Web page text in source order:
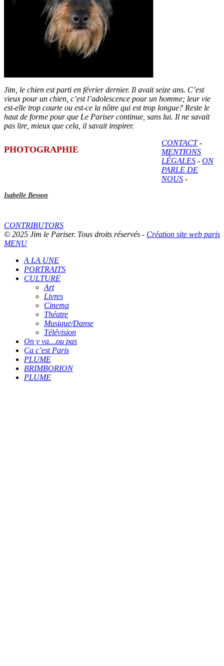
Jim, le chien est parti en février dernier. Il avait seize ans. C’est
vieux pour un chien, c’est l’adolescence pour un homme; leur vie
est-elle trop courte ou est-ce la nôtre qui est trop longue? Reste le
haut de forme pour que Le Pariser continue, sans lui. Il ne savait
pas lire, mieux que cela, il savait inspirer.
PHOTOGRAPHIE
Isabelle Besson
CONTACT-
MENTIONS
LÉGALES - ON
PARLE DE
NOUS -
CONTRIBUTORS
© 2025 Jim le Pariser. Tous droits réservés - Création site web paris
MENU
A LA UNE
PORTRAITS
CULTURE
Art
Livres
Cinema
Théatre
Musique/Danse
Télévision
On y va…ou pas
Ça c’est Paris
PLUME
BRIMBORION
PLUME